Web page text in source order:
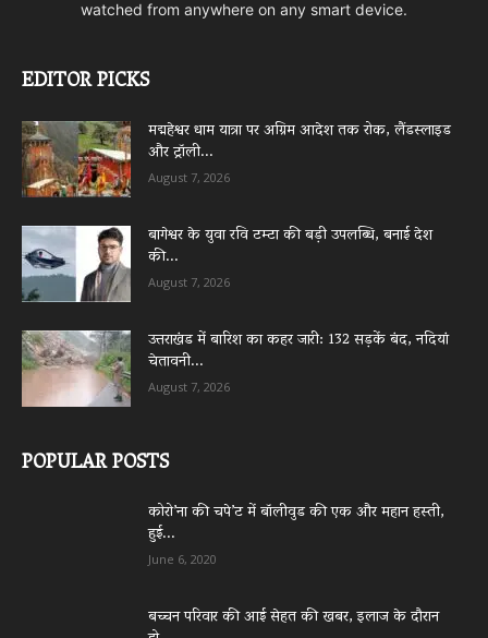
watched from anywhere on any smart device.
EDITOR PICKS
मद्महेश्वर धाम यात्रा पर अग्रिम आदेश तक रोक, लैंडस्लाइड
और ट्रॉली...
August 7, 2026
बागेश्वर के युवा रवि टम्टा की बड़ी उपलब्धि, बनाई देश
की...
August 7, 2026
उत्तराखंड में बारिश का कहर जारी: 132 सड़कें बंद, नदियां
चेतावनी...
August 7, 2026
POPULAR POSTS
कोरो’ना की चपे’ट में बॉलीवुड की एक और महान हस्ती,
हुई...
June 6, 2020
बच्चन परिवार की आई सेहत की खबर, इलाज के दौरान